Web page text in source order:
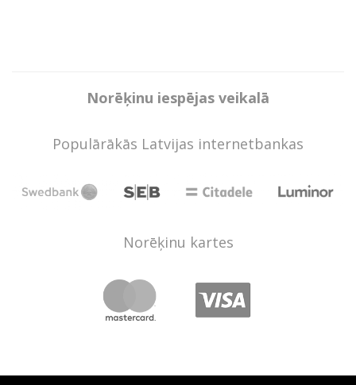
Norēķinu iespējas veikalā
Populārākās Latvijas internetbankas
Norēķinu kartes